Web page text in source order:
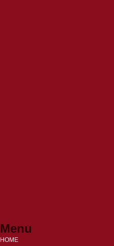
Menu
HOME